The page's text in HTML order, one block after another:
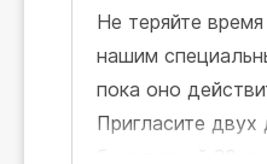
Не теряйте
нашим
пока оно
Пригласите двух